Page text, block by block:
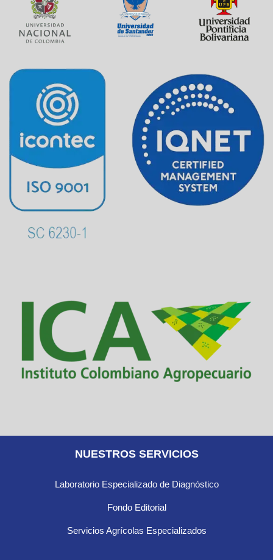
NUESTROS SERVICIOS
Laboratorio Especializado de Diagnóstico
Fondo Editorial
Servicios Agrícolas Especializados